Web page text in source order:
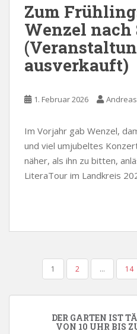
Zum
Wenzel
ausverkauft)
1. Februar 2026
Im Vorjahr gab Wenzel,
und viel umjubeltes
näher, als ihn zu bitten,
LiteraTour im Landkreis
BEITRÄGE
1 2 … 14
DER GARTEN IST
VON 10 UHR BIS